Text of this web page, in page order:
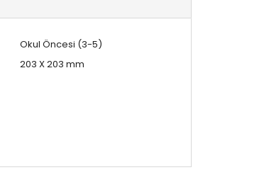
Okul Öncesi (3-5)
203 X 203 mm